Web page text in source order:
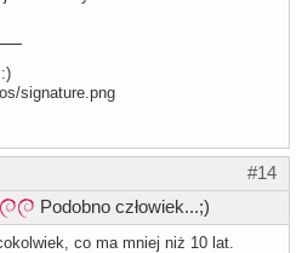
#14
Podobno człowiek...;)
co ma mniej niż 10 lat.